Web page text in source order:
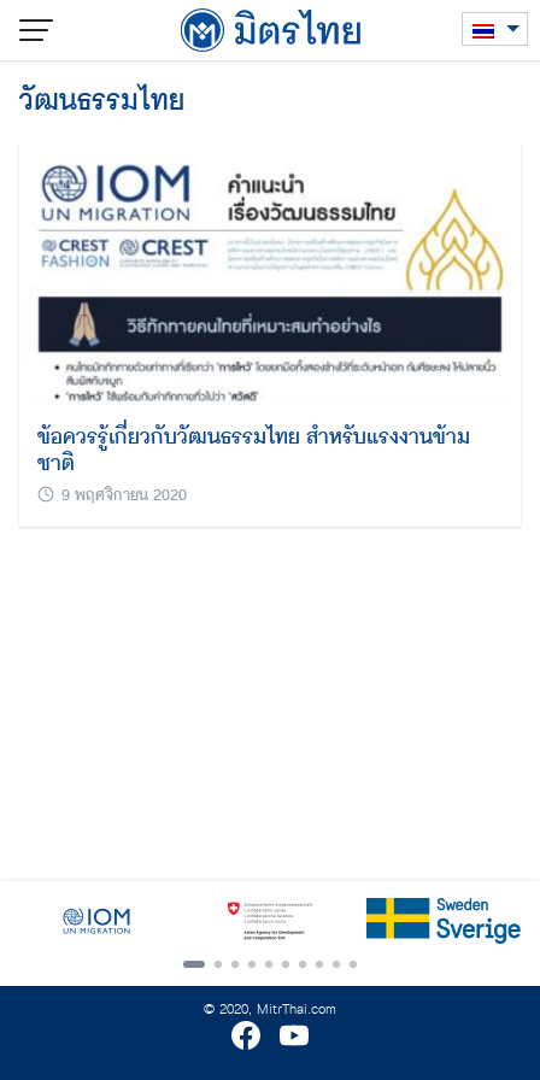
Skip
content
วัฒนธรรมไทย
ข้อควรรู้เกี่ยวกับวัฒนธรรมไทย สำหรับแรงงานข้าม
ชาติ
9 พฤศจิกายน 2020
© 2020, MitrThai.com